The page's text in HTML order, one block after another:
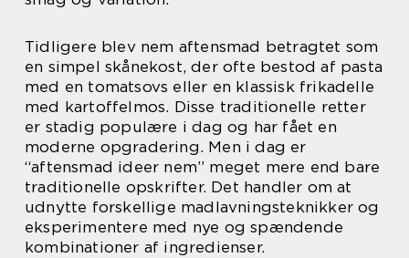
Tidligere blev nem aftensmad betragtet som
en simpel skånekost, der ofte bestod af pasta
med en tomatsovs eller en klassisk frikadelle
med kartoffelmos. Disse traditionelle retter
er stadig populære i dag og har fået en
moderne opgradering. Men i dag er
“aftensmad ideer nem” meget mere end bare
traditionelle opskrifter. Det handler om at
udnytte forskellige madlavningsteknikker og
eksperimentere med nye og spændende
kombinationer af ingredienser.